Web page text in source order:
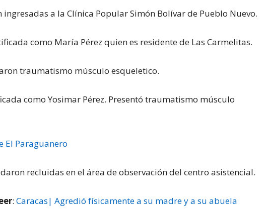
ingresadas a la Clínica Popular Simón Bolívar de Pueblo Nuevo.
como María Pérez quien es residente de Las Carmelitas.
traumatismo músculo esqueletico.
como Yosimar Pérez. Presentó traumatismo músculo
El Paraguanero
recluidas en el área de observación del centro asistencial.
: Caracas| Agredió físicamente a su madre y a su abuela